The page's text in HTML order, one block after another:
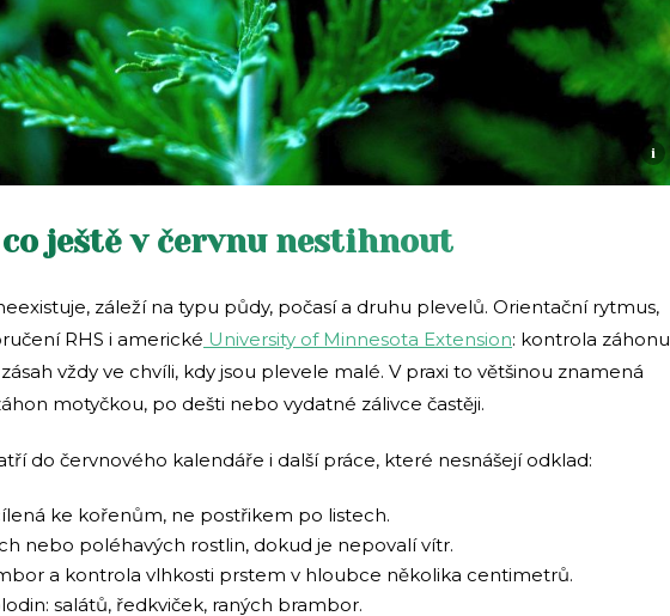
i
ještě v červnu nestihnout
záleží na typu půdy, počasí a druhu plevelů. Orientační rytmus,
RHS i americké University of Minnesota Extension: kontrola záhonu
vždy ve chvíli, kdy jsou plevele malé. V praxi to většinou znamená
motyčkou, po dešti nebo vydatné zálivce častěji.
do červnového kalendáře i další práce, které nesnášejí odklad:
ke kořenům, ne postřikem po listech.
nebo poléhavých rostlin, dokud je nepovalí vítr.
a kontrola vlhkosti prstem v hloubce několika centimetrů.
salátů, ředkviček, raných brambor.